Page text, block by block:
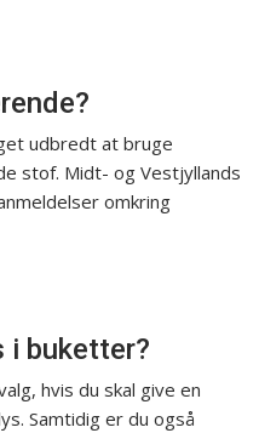
udbredt at bruge
stof. Midt- og Vestjyllands
omkring
i buketter?
hvis du skal give en
Samtidig er du også